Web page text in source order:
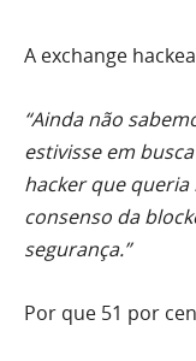
A exchange
“Ainda não
estivisse em
hacker que
consenso da
segurança.”
Por que 51 por